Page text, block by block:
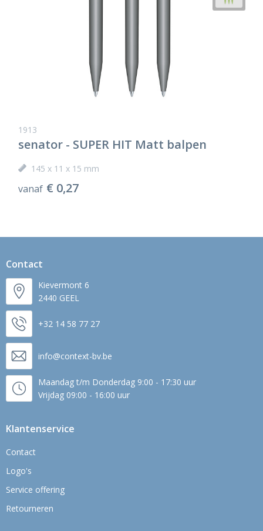
1913
senator - SUPER HIT Matt balpen
145 x 11 x 15 mm
vanaf € 0,27
Contact
Kievermont 6
2440 GEEL
+32 14 58 77 27
info@context-bv.be
Maandag t/m Donderdag 9:00 - 17:30 uur
Vrijdag 09:00 - 16:00 uur
Klantenservice
Contact
Logo's
Service offering
Retourneren